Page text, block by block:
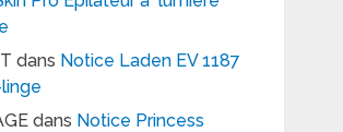
dans Notice Laden EV 1187
dans Notice Princess